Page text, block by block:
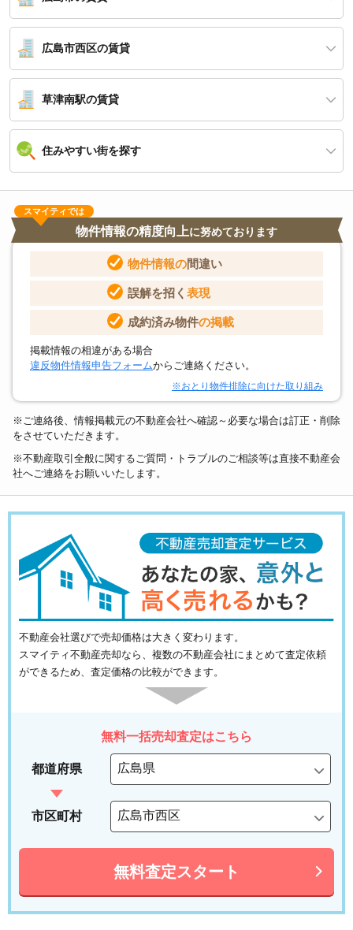
広島市西区の賃貸
草津南駅の賃貸
住みやすい街を探す
スマイティでは
物件情報の精度向上に努めております
物件情報の間違い
誤解を招く 表現
成約済み物件の掲載
掲載情報の相違がある場合
違反物件情報申告フォームからご連絡ください。
※おとり物件排除に向けた取り組み
※ご連絡後、情報掲載元の不動産会社へ確認～必要な場合は訂正・削除
をさせていただきます。
※不動産取引全般に関するご質問・トラブルのご相談等は直接不動産会
社へご連絡をお願いいたします。
不動産会社選びで売却価格は大きく変わります。
スマイティ不動産売却なら、複数の不動産会社にまとめて査定依頼
ができるため、査定価格の比較ができます。
無料一括売却査定はこちら
都道府県
市区町村
無料査定スタート